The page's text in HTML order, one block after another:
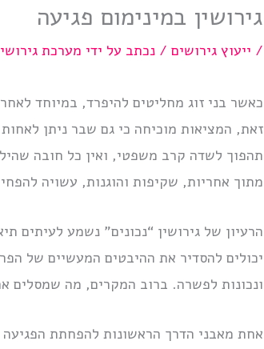
גירושין במינימום פגיעה
/ ייעוץ גירושים / נכתב על ידי מערכת
כאשר בני זוג מחליטים להיפרד, במיוחד
זאת, המציאות מוכיחה כי גם שבר ניתן
תהפוך לשדה קרב משפטי, ואין כל חובה
מתוך אחריות, שקיפות והוגנות, עשויה
הרעיון של גירושין “נכונים” נשמע
יכולים להסדיר את ההיבטים המעשיים של
ונכונות לפשרה. ברוב המקרים, מה
אחת מאבני הדרך הראשונות להפחתת הפגיעה